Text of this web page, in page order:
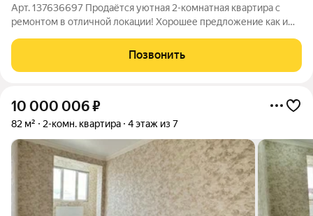
Арт. 137636697 Продаётся уютная 2-комнатная квартира с
ремонтом в отличной локации! Хорошее предложение как и
коммерцию Современный ремонт - готовый вариант для
комфортного проживания. Просторная
Позвонить
10 000 006₽
82 м² 2-комн. квартира 4 этаж из 7